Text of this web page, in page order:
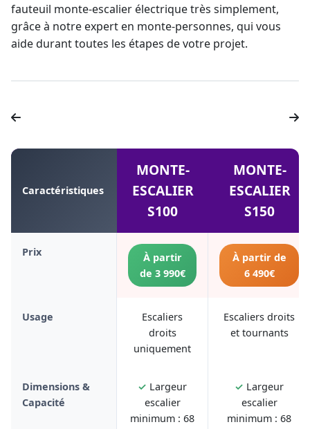
fauteuil monte-escalier électriquetrès simplement,
grâce à notre expert en monte-personnes, qui vous
aide durant toutes les étapes de votre projet.
Caractéristiques
MONTE-
ESCALIER
S100
MONTE-
ESCALIER
S150
Prix
À partir
de 3 990€
À partir de
6 490€
Usage
Escaliers
droits
uniquement
Escaliers droits
et tournants
Dimensions &
Capacité
✓ Largeur
escalier
minimum : 68
✓ Largeur
escalier
minimum : 68